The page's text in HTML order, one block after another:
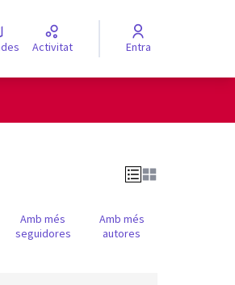
Activitat Entra
Amb més
seguidores
Amb més
autores